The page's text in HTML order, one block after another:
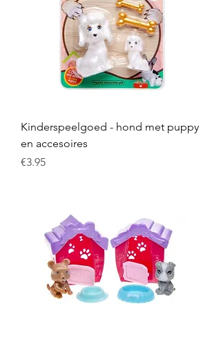
Kinderspeelgoed - hond met puppy
en accesoires
Price
€3.95